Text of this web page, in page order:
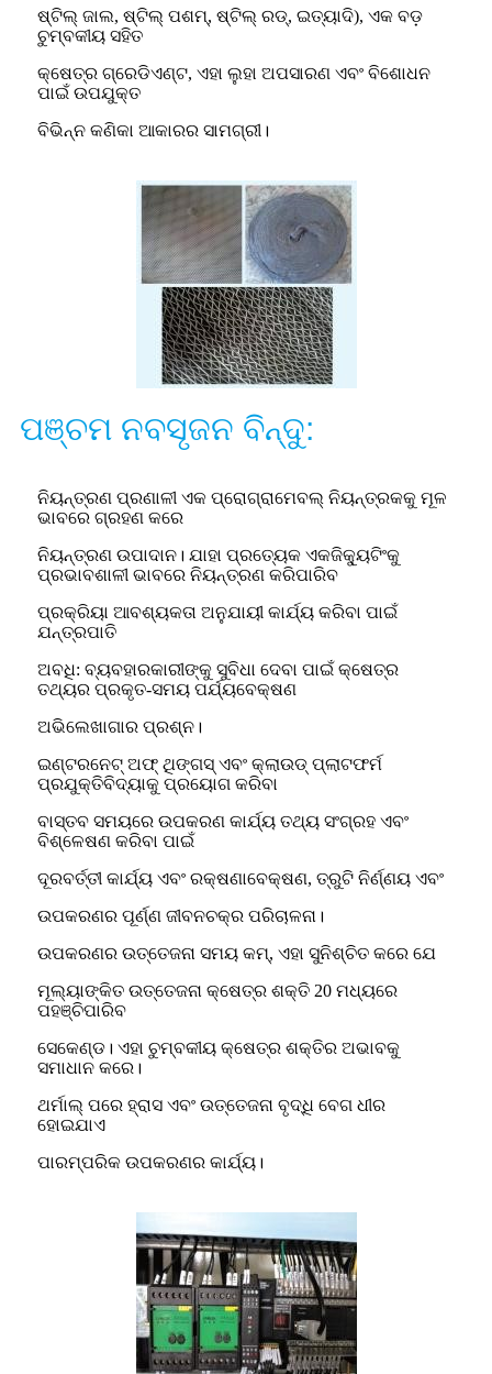
ଷ୍ଟିଲ୍ ଜାଲ, ଷ୍ଟିଲ୍ ପଶମ୍, ଷ୍ଟିଲ୍ ରଡ୍, ଇତ୍ୟାଦି), ଏକ ବଡ଼
ଚୁମ୍ବକୀୟ ସହିତ
କ୍ଷେତ୍ର ଗ୍ରେଡିଏଣ୍ଟ, ଏହା ଲୁହା ଅପସାରଣ ଏବଂ ବିଶୋଧନ
ପାଇଁ ଉପଯୁକ୍ତ
ବିଭିନ୍ନ କଣିକା ଆକାରର ସାମଗ୍ରୀ।
ପଞ୍ଚମ ନବସୃଜନ ବିନ୍ଦୁ:
ନିୟନ୍ତ୍ରଣ ପ୍ରଣାଳୀ ଏକ ପ୍ରୋଗ୍ରାମେବଲ୍ ନିୟନ୍ତ୍ରକକୁ ମୂଳ
ଭାବରେ ଗ୍ରହଣ କରେ
ନିୟନ୍ତ୍ରଣ ଉପାଦାନ। ଯାହା ପ୍ରତ୍ୟେକ ଏକଜିକ୍ୟୁଟିଂକୁ
ପ୍ରଭାବଶାଳୀ ଭାବରେ ନିୟନ୍ତ୍ରଣ କରିପାରିବ
ପ୍ରକ୍ରିୟା ଆବଶ୍ୟକତା ଅନୁଯାୟୀ କାର୍ଯ୍ୟ କରିବା ପାଇଁ
ଯନ୍ତ୍ରପାତି
ଅବଧି: ବ୍ୟବହାରକାରୀଙ୍କୁ ସୁବିଧା ଦେବା ପାଇଁ କ୍ଷେତ୍ର
ତଥ୍ୟର ପ୍ରକୃତ-ସମୟ ପର୍ଯ୍ୟବେକ୍ଷଣ
ଅଭିଲେଖାଗାର ପ୍ରଶ୍ନ।
ଇଣ୍ଟରନେଟ୍ ଅଫ୍ ଥିଙ୍ଗସ୍ ଏବଂ କ୍ଲାଉଡ୍ ପ୍ଲାଟଫର୍ମ
ପ୍ରଯୁକ୍ତିବିଦ୍ୟାକୁ ପ୍ରୟୋଗ କରିବା
ବାସ୍ତବ ସମୟରେ ଉପକରଣ କାର୍ଯ୍ୟ ତଥ୍ୟ ସଂଗ୍ରହ ଏବଂ
ବିଶ୍ଳେଷଣ କରିବା ପାଇଁ
ଦୂରବର୍ତ୍ତୀ କାର୍ଯ୍ୟ ଏବଂ ରକ୍ଷଣାବେକ୍ଷଣ, ତ୍ରୁଟି ନିର୍ଣ୍ଣୟ ଏବଂ
ଉପକରଣର ପୂର୍ଣ୍ଣ ଜୀବନଚକ୍ର ପରିଚାଳନା।
ଉପକରଣର ଉତ୍ତେଜନା ସମୟ କମ୍, ଏହା ସୁନିଶ୍ଚିତ କରେ ଯେ
ମୂଲ୍ୟାଙ୍କିତ ଉତ୍ତେଜନା କ୍ଷେତ୍ର ଶକ୍ତି 20 ମଧ୍ୟରେ
ପହଞ୍ଚିପାରିବ
ସେକେଣ୍ଡ। ଏହା ଚୁମ୍ବକୀୟ କ୍ଷେତ୍ର ଶକ୍ତିର ଅଭାବକୁ
ସମାଧାନ କରେ।
ଥର୍ମାଲ୍ ପରେ ହ୍ରାସ ଏବଂ ଉତ୍ତେଜନା ବୃଦ୍ଧି ବେଗ ଧୀର
ହୋଇଯାଏ
ପାରମ୍ପରିକ ଉପକରଣର କାର୍ଯ୍ୟ।